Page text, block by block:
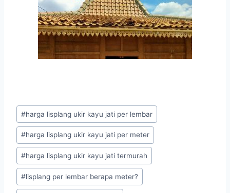
#harga lisplang ukir kayu jati per lembar
#harga lisplang ukir kayu jati per meter
#harga lisplang ukir kayu jati termurah
#lisplang per lembar berapa meter?